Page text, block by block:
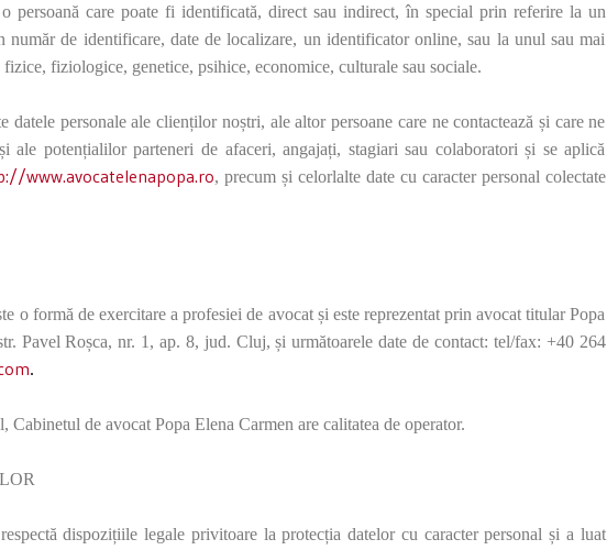
persoană care poate fi identificată, direct sau indirect, în special prin referire la un
de identificare, date de localizare, un identificator online, sau la unul sau mai
fiziologice, genetice, psihice, economice, culturale sau sociale.
personale ale clienților noștri, ale altor persoane care ne contactează și care ne
ale potențialilor parteneri de afaceri, angajați, stagiari sau colaboratori și se aplică
www.avocatelenapopa.ro, precum și celorlalte date cu caracter personal colectate
o formă de exercitare a profesiei de avocat și este reprezentat prin avocat titular Popa
Pavel Roșca, nr. 1, ap. 8, jud. Cluj, și următoarele date de contact: tel/fax: +40 264
.
Cabinetul de avocat Popa Elena Carmen are calitatea de operator.
espectă dispozițiile legale privitoare la protecția datelor cu caracter personal și a luat